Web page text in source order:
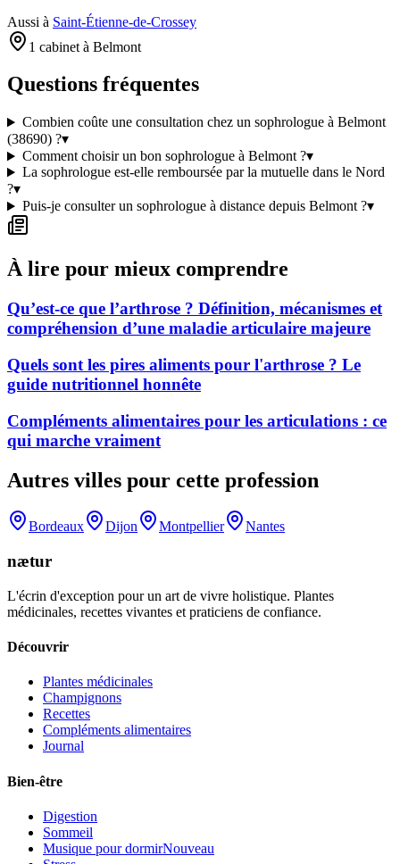
Aussi à Saint-Étienne-de-Crossey
1 cabinet à Belmont
Questions fréquentes
Combien coûte une consultation chez un sophrologue à Belmont
(38690) ?▾
Comment choisir un bon sophrologue à Belmont ?▾
La sophrologue est-elle remboursée par la mutuelle dans le Nord
?▾
Puis-je consulter un sophrologue à distance depuis Belmont ?▾
À lire pour mieux comprendre
Qu’est-ce que l’arthrose ? Définition, mécanismes et
compréhension d’une maladie articulaire majeure
Quels sont les pires aliments pour l'arthrose ? Le
guide nutritionnel honnête
Compléments alimentaires pour les articulations : ce
qui marche vraiment
Autres villes pour cette profession
Bordeaux Dijon Montpellier Nantes
nætur
L'écrin d'exception pour un art de vivre holistique. Plantes
médicinales, recettes vivantes et praticiens de confiance.
Découvrir
Plantes médicinales
Champignons
Recettes
Compléments alimentaires
Journal
Bien-être
Digestion
Sommeil
Musique pour dormirNouveau